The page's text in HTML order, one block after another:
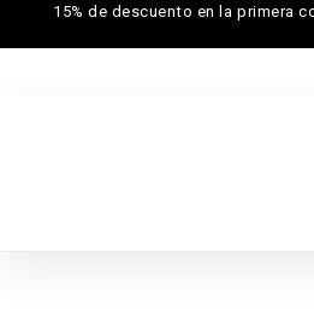
15% de descuento en la primera